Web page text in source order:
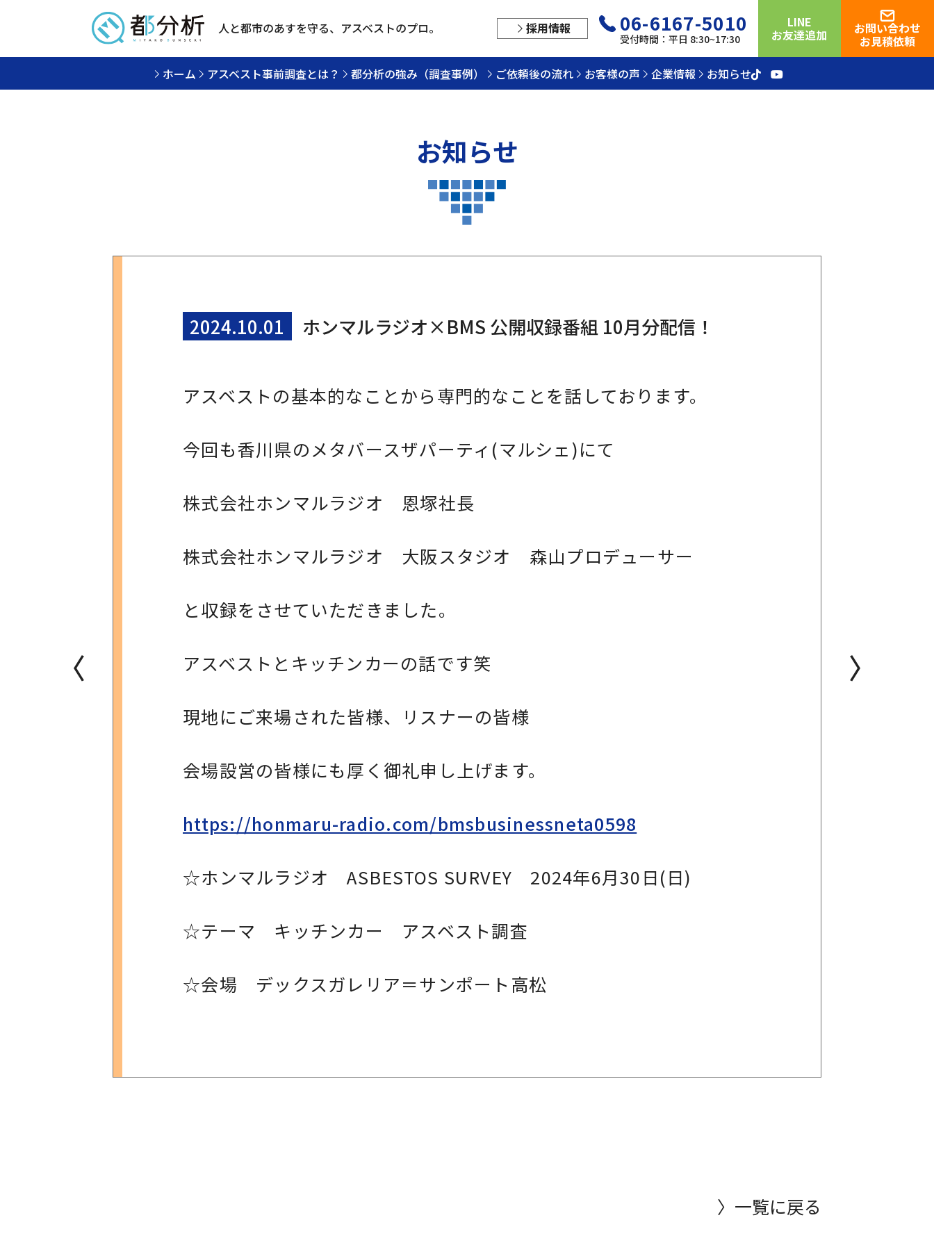
人と都市のあすを守る、 アスベストのプロ。 採用情報 06-6167-5010
受付時間：平日 8:30~17:30
LINE
お友達追加 お問い合わせ
お見積依頼
ホーム
アスベスト事前調査とは？ 都分析の強み（調査事例） ご依頼後の流れ お客様の声 企業情報 お知らせ
お知らせ
2024.10.01 ホンマルラジオ×BMS 公開収録番組 10月分配信！
アスベストの基本的なことから専門的なことを話しております。
今回も香川県のメタバースザパーティ(マルシェ)にて
株式会社ホンマルラジオ 恩塚社長
株式会社ホンマルラジオ 大阪スタジオ 森山プロデューサー
と収録をさせていただきました。
アスベストとキッチンカーの話です笑
現地にご来場された皆様、リスナーの皆様
会場設営の皆様にも厚く御礼申し上げます。
https://honmaru-radio.com/bmsbusinessneta0598
☆ホンマルラジオ ASBESTOS SURVEY 2024年6月30日(日)
☆テーマ キッチンカー アスベスト調査
☆会場 デックスガレリア＝サンポート高松
〈 〉
〉一覧に戻る